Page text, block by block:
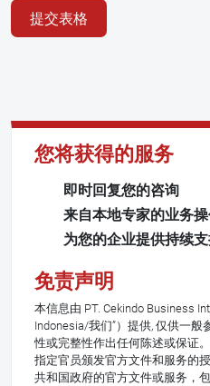
提交表格
您将获得的服务
即时回复您的咨询
来自本地专家的业务
为您的企业提供持续
免责声明
本信息由 PT. Cekindo Business
Indonesia/我们”）提供, 仅供一
性或完整性作出任何陈述或保证
指定官员颁发官方文件和服务的
共和国政府的官方文件或服务，